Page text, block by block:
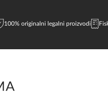
100% originalni legalni proizvodi